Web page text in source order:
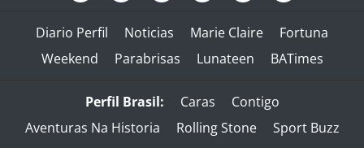
Diario Perfil Noticias Marie Claire
Fortuna
Weekend
Parabrisas Lunateen BATimes
Perfil Brasil: Caras
Contigo
Aventuras Na Historia
Rolling Stone
Sport Buzz